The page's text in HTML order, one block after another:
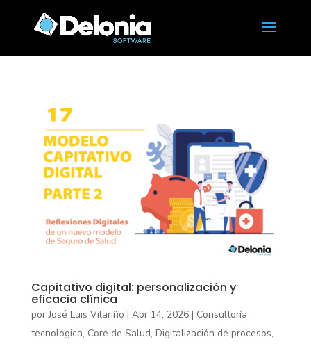
Capitativo digital: personalización y
eficacia clínica
porJosé Luis Vilariño | Abr 14, 2026| Consultoría
tecnológica, Core de Salud, Digitalización de procesos,